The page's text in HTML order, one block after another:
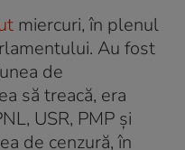
miercuri, în plenul
Au fost
de
să treacă, era
USR, PMP și
de cenzură, în